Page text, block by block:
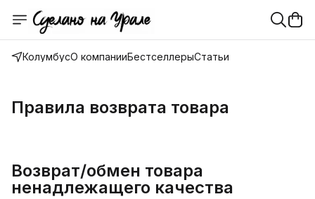
КолумбусО компанииБестселлерыСтатьи
Правила возврата товара
Возврат/обмен товара
ненадлежащего качества